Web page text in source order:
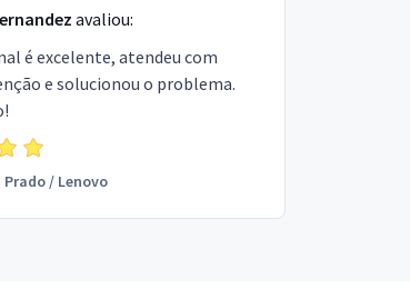
avaliou:
é excelente, atendeu com
e solucionou o problema.
Prado/ Lenovo